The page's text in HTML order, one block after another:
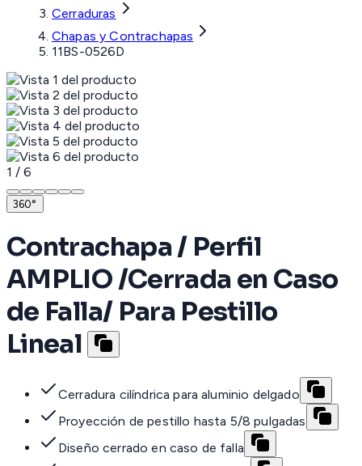
Cerraduras
Chapas y Contrachapas
11BS-0526D
1 / 6
360°
Contrachapa / Perfil
AMPLIO /Cerrada en Caso
de Falla/ Para Pestillo
Lineal
Cerradura cilíndrica para aluminio delgado
Proyección de pestillo hasta 5/8 pulgadas
Diseño cerrado en caso de falla